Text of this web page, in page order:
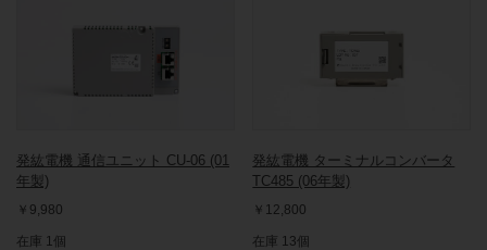
発紘電機 通信ユニット CU-06 (01
年製)
￥9,980
在庫 1個
発紘電機 ターミナルコンバータ
TC485 (06年製)
￥12,800
在庫 13個